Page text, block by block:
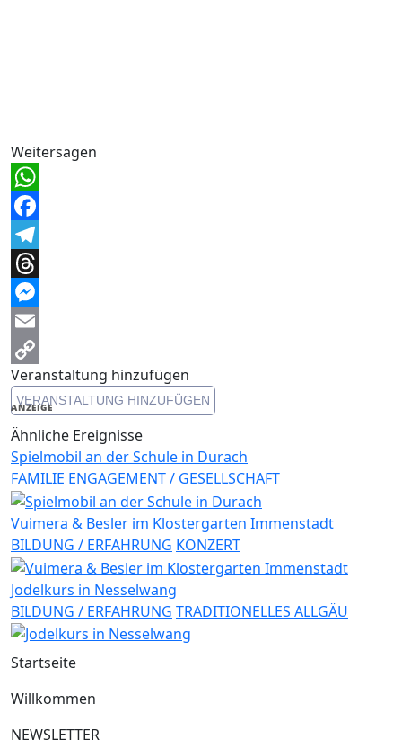
Weitersagen
WhatsApp
Facebook
Telegram
Threads
Messenger
Email
Copy
Link
Veranstaltung hinzufügen
VERANSTALTUNG HINZUFÜGEN
ANZEIGE
Ähnliche Ereignisse
Spielmobil an der Schule in Durach
FAMILIE ENGAGEMENT / GESELLSCHAFT
Vuimera & Besler im Klostergarten Immenstadt
BILDUNG / ERFAHRUNG KONZERT
Jodelkurs in Nesselwang
BILDUNG / ERFAHRUNG TRADITIONELLES ALLGÄU
Startseite
Willkommen
NEWSLETTER